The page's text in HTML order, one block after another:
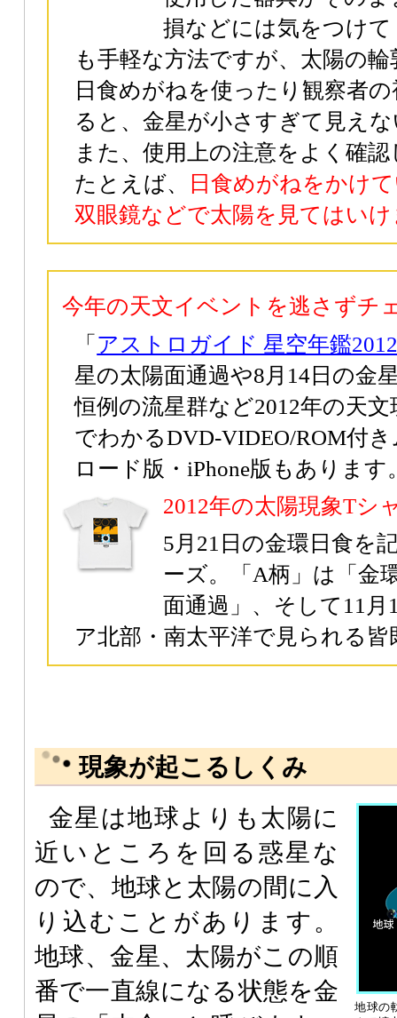
損などには気をつけ
も手軽な方法ですが、太陽の
日食めがねを使ったり観察者
ると、金星が小さすぎて見え
また、使用上の注意をよく確
たとえば、
日食めがねをかけ
双眼鏡などで太陽を見てはい
今年の天文イベントを逃さずチ
「 アストロガイド 星空年鑑
星の太陽面通過や8月14日の金
恒例の流星群など2012年の天
でわかるDVD-VIDEO/ROM付
ロード版・iPhone版もあります
2012年の太陽現象Tシ
5月21日の金環日食を
ーズ。「A柄」は「金
面通過」、そして11
ア北部・南太平洋で見られる
現象が起こるしくみ
地球の
金星は地球よりも太陽に
近いところを回る惑星な
ので、地球と太陽の間に入
り込むことがあります。
地球、金星、太陽がこの順
番で一直線になる状態を金